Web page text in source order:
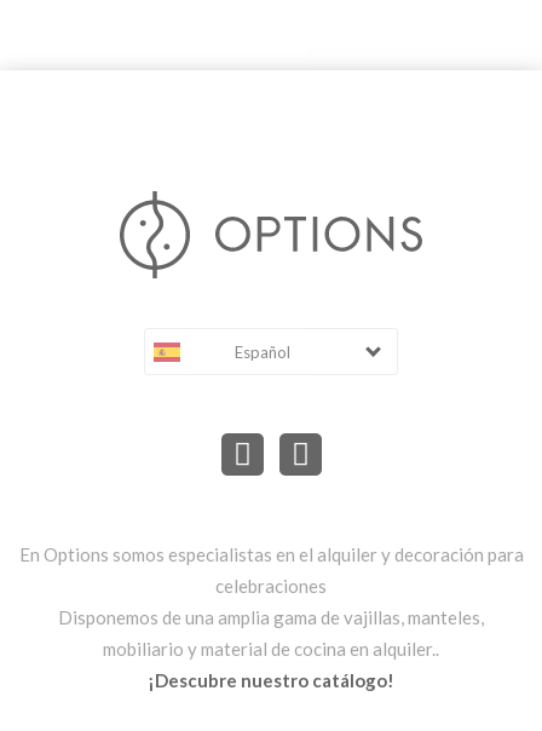
Español
En Options somos especialistas en el alquiler y decoración para
celebraciones
Disponemos de una amplia gama de vajillas, manteles,
mobiliario y material de cocina en alquiler..
¡Descubre nuestro catálogo!